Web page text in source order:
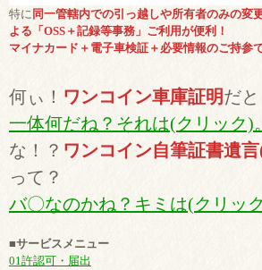
特に 同一管轄内での引っ越しや所有者のみの変
よる「OSS＋記録等事務」ご利用が便利！
マイナカード＋電子車検証＋必要情報のご持参
何ぃ！ ワンコイン車庫証明だと
一体何だね？それは(クリック)。
な！？ ワンコイン自筆証書遺
って？
バ〇なのかね？キミは(クリッ
■サービスメニュー
01許認可・届出